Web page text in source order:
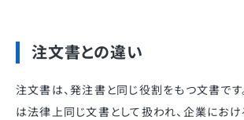
注文書との違い
注文書は、発注書と同じ役割をもつ文書で
は法律上同じ文書として扱われ、企業におけ